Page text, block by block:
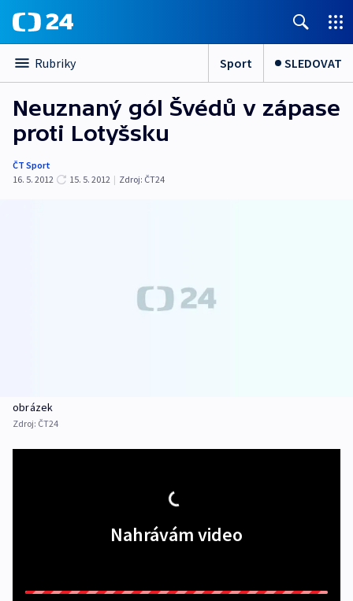
Rubriky Sport SLEDOVAT
Neuznaný gól Švédů v zápase
proti Lotyšsku
ČT Sport
16. 5. 2012
15. 5. 2012 | Zdroj: ČT24
obrázek
Zdroj: ČT24
Nahrávám video